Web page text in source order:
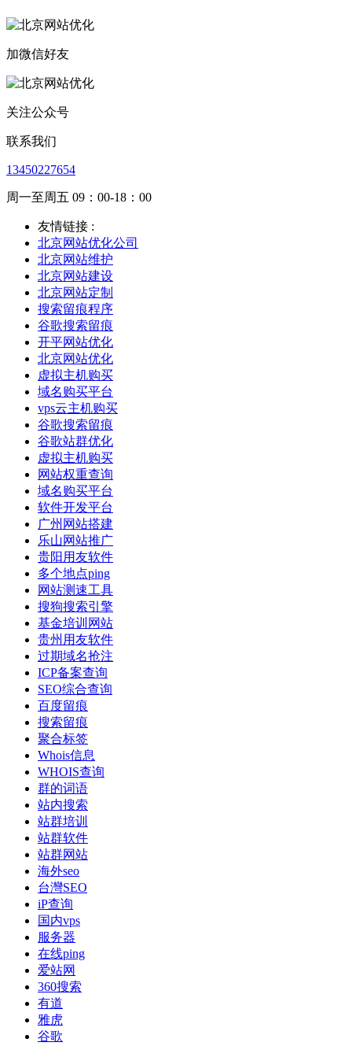
加微信好友
关注公众号
联系我们
13450227654
周一至周五 09：00-18：00
友情链接 :
北京网站优化公司
北京网站维护
北京网站建设
北京网站定制
搜索留痕程序
谷歌搜索留痕
开平网站优化
北京网站优化
虚拟主机购买
域名购买平台
vps云主机购买
谷歌搜索留痕
谷歌站群优化
虚拟主机购买
网站权重查询
域名购买平台
软件开发平台
广州网站搭建
乐山网站推广
贵阳用友软件
多个地点ping
网站测速工具
搜狗搜索引擎
基金培训网站
贵州用友软件
过期域名抢注
ICP备案查询
SEO综合查询
百度留痕
搜索留痕
聚合标签
Whois信息
WHOIS查询
群的词语
站内搜索
站群培训
站群软件
站群网站
海外seo
台灣SEO
iP查询
国内vps
服务器
在线ping
爱站网
360搜索
有道
雅虎
谷歌